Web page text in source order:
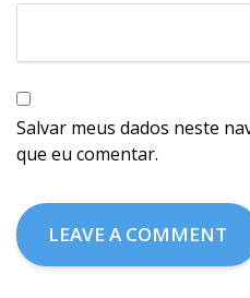
Salvar meus dados neste
que eu comentar.